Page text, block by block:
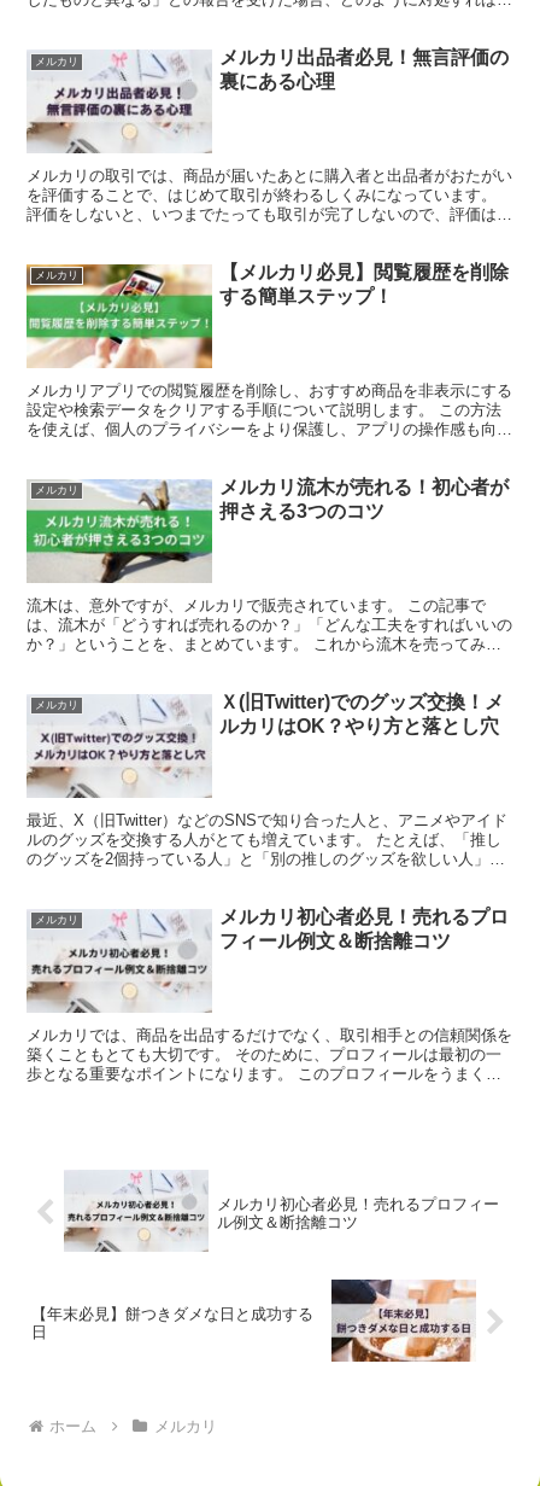
メルカリ
メルカリ出品者必見！無言評価の
裏にある心理
メルカリの取引では、商品が届いたあとに購入者と出品者がおたがい
を評価することで、はじめて取引が終わるしくみになっています。
評価をしないと、いつまでたっても取引が完了しないので、評価はと
メルカリ
【メルカリ必見】閲覧履歴を削除
する簡単ステップ！
メルカリアプリでの閲覧履歴を削除し、おすすめ商品を非表示にする
設定や検索データをクリアする手順について説明します。 この方法
を使えば、個人のプライバシーをより保護し、アプリの操作感も向上
メルカリ
メルカリ流木が売れる！初心者が
押さえる3つのコツ
流木は、意外ですが、メルカリで販売されています。 この記事で
は、流木が「どうすれば売れるのか？」「どんな工夫をすればいいの
か？」ということを、まとめています。 これから流木を売ってみた
メルカリ
Ｘ(旧Twitter)でのグッズ交換！メ
ルカリはOK？やり方と落とし穴
最近、X（旧Twitter）などのSNSで知り合った人と、アニメやアイド
ルのグッズを交換する人がとても増えています。 たとえば、「推し
のグッズを2個持っている人」と「別の推しのグッズを欲しい人」が
メルカリ
メルカリ初心者必見！売れるプロ
フィール例文＆断捨離コツ
メルカリでは、商品を出品するだけでなく、取引相手との信頼関係を
築くこともとても大切です。 そのために、プロフィールは最初の一
歩となる重要なポイントになります。 このプロフィールをうまく作
メルカリ初心者必見！売れるプロフィー
ル例文＆断捨離コツ
【年末必見】餅つきダメな日と成功する
日
ホーム メルカリ